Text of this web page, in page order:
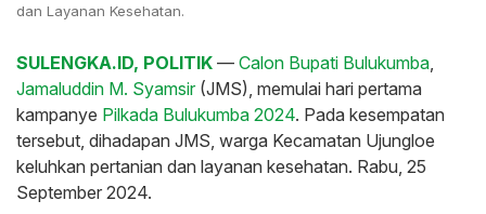
dan Layanan Kesehatan.
SULENGKA.ID, POLITIK — Calon Bupati Bulukumba
Jamaluddin M. Syamsir(JMS), memulai hari pertama
kampanye Pilkada Bulukumba 2024. Pada kesempatan
tersebut, dihadapan JMS, warga Kecamatan Ujungloe
keluhkan pertanian dan layanan kesehatan. Rabu, 25
September 2024.